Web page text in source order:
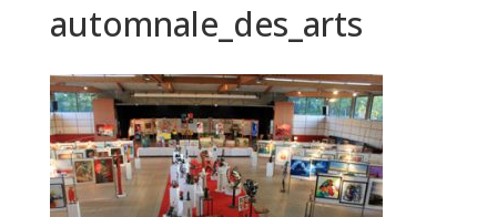
automnale_des_arts